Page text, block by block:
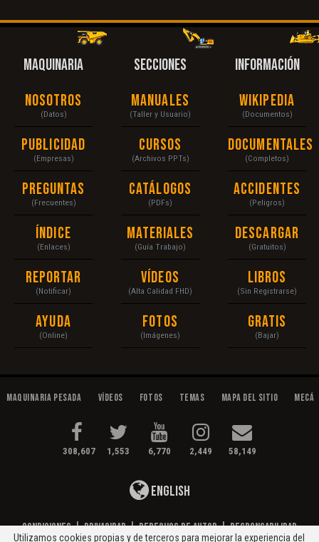
MAQUINARIA
Nosotros
(Datos)
Publicidad
(Empresas)
Preguntas
(Frecuentes)
Índice
(Enlaces)
Reportar
(Notificar)
Ayuda
(Online)
SECCIONES
Manuales
(Taller y Usuario)
Cursos
(Archivos PPTs)
Catálogos
(PDFs)
Materiales
(Guía Trabajo)
Vídeos
(Alta Calidad FHD)
Fotos
(Imágenes)
INFORMACIÓN
Wikipedia
(Documentos)
Documentales
(Completos)
Accidentes
(Peligros)
Descargar
(Gratuitos)
Libros
(Sin Registrarse)
Gratis
(Bajar)
Maquinaria Pesada Vídeos Fotos Temas Mapa del Sitio
308,607 1,553 6,770 2,449 58,149
English
Condiciones|Privacidad|Derechos de Autor|Responsabilidad
Utilizamos cookies propias y de terceros para mejorar la experiencia del